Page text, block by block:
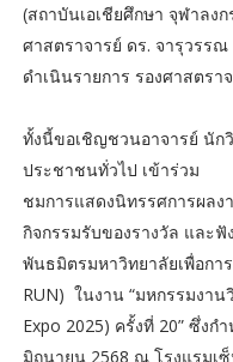
(สถาบันเอเชียศึกษา จุฬาลง
ศาสตราจารย์ ดร. จารุวรร
ดำเนินรายการ รองศาสตร
ทั้งนี้ขอเชิญชวนอาจารย์ นัก
ประชาชนทั่วไป เข้าร่วม
ชมการแสดงนิทรรศการผลง
กิจกรรมรับของรางวัล และฟั
พันธมิตรมหาวิทยาลัยเพื่อกา
RUN) ในงาน “มหกรรมงาน
Expo 2025) ครั้งที่ 20” ซึ่ง
มิถุนายน 2568 ณ โรงแรมเ